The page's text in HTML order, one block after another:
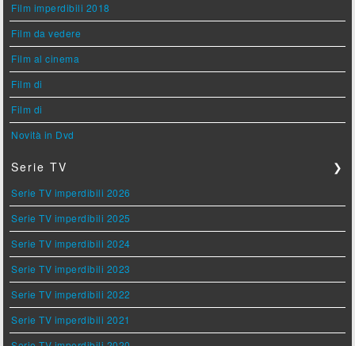
Film imperdibili 2018
Film da vedere
Film al cinema
Film di
Film di
Novità in Dvd
Serie TV ❯
Serie TV imperdibili 2026
Serie TV imperdibili 2025
Serie TV imperdibili 2024
Serie TV imperdibili 2023
Serie TV imperdibili 2022
Serie TV imperdibili 2021